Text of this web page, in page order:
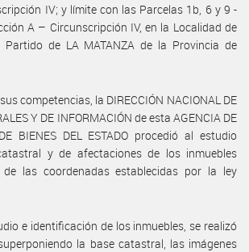
IV; y límite con las Parcelas 1b, 6 y 9 -
A – Circunscripción IV, en la Localidad de
Partido de LA MATANZA de la Provincia de
competencias, la DIRECCIÓN NACIONAL DE
Y DE INFORMACIÓN de esta AGENCIA DE
BIENES DEL ESTADO procedió al estudio
y de afectaciones de los inmuebles
las coordenadas establecidas por la ley
e identificación de los inmuebles, se realizó
la base catastral, las imágenes